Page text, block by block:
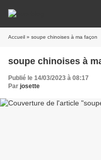
Accueil » soupe chinoises à ma façon
soupe chinoises à
Publié le 14/03/2023 à 08:17
Par josette